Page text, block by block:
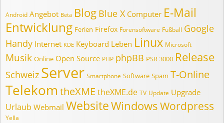
Android Angebot Beta Blog Blue X Computer E-Mail
Entwicklung Ferien Firefox Forensoftware Fußball Google
Handy Internet KDE Keyboard Leben Linux Microsoft
Musik Online Open Source PHP phpBB PSR 3000 Release
Schweiz Server Smartphone Software Spam T-Online
Telekom theXME theXME.de TV Update Upgrade
Urlaub Webmail WebsiteWindowsWordpress
Yella